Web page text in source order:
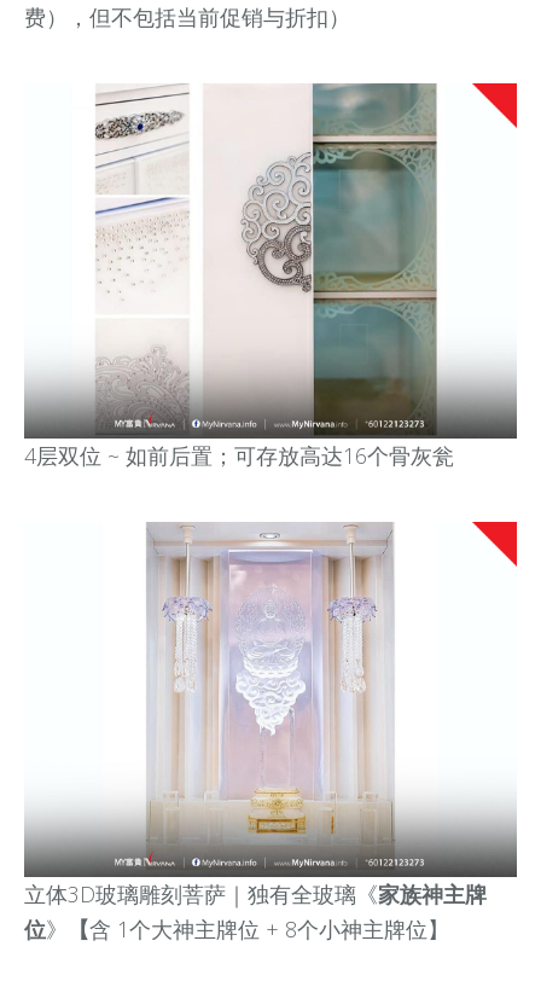
费），但不包括当前促销与折扣）
4层双位 ~ 如前后置；可存放高达16个骨灰瓮
立体3D玻璃雕刻菩萨｜独有全玻璃《家族神主牌
位》 【含 1个大神主牌位 + 8个小神主牌位】